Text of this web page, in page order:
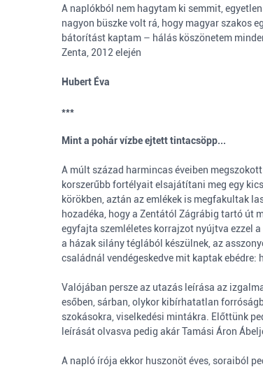
A naplókból nem hagytam ki semmit,
nagyon büszke volt rá, hogy magyar szakos
bátorítást kaptam – hálás köszönetem
Zenta, 2012 elején
Hubert Éva
***
Mint a pohár vízbe ejtett tintacsöpp...
A múlt század harmincas éveiben
korszerűbb fortélyait elsajátítani meg egy
körökben, aztán az emlékek is megfakultak
hozadéka, hogy a Zentától Zágrábig tartó út
egyfajta szemléletes korrajzot nyújtva ezzel
a házak silány téglából készülnek, az
családnál vendégeskedve mit kaptak
Valójában persze az utazás leírása az
esőben, sárban, olykor kibírhatatlan
szokásokra, viselkedési mintákra. Előttünk
leírását olvasva pedig akár Tamási Áron
A napló írója ekkor huszonöt éves, soraiból